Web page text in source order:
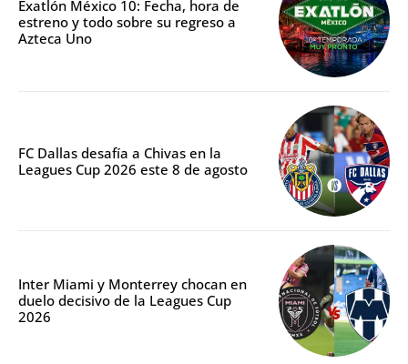
Exatlón México 10: Fecha, hora de
estreno y todo sobre su regreso a
Azteca Uno
FC Dallas desafía a Chivas en la
Leagues Cup 2026 este 8 de agosto
Inter Miami y Monterrey chocan en
duelo decisivo de la Leagues Cup
2026